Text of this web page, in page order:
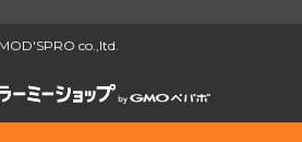
MOD'SPRO co.,ltd.